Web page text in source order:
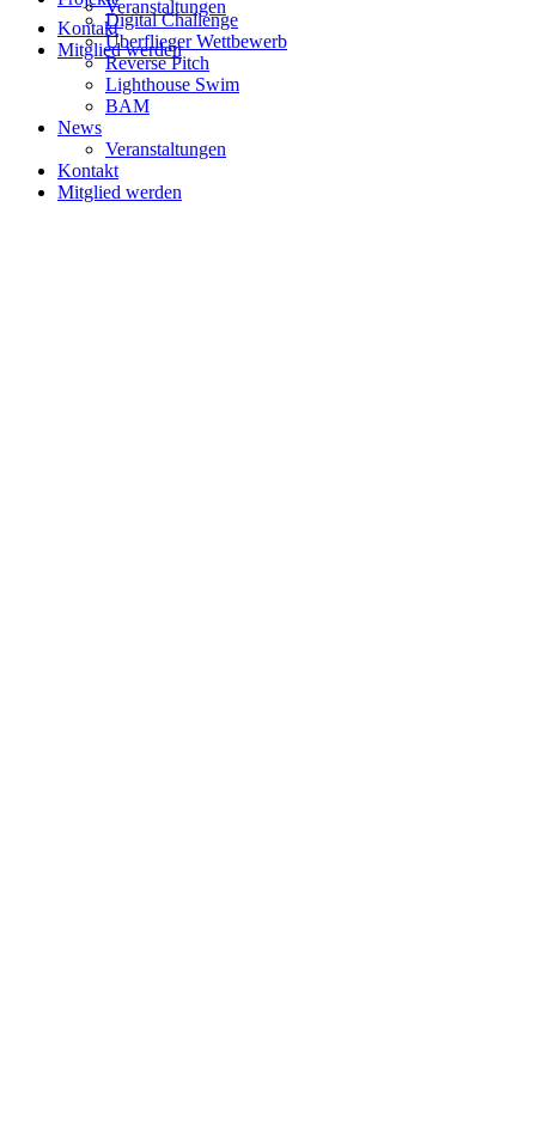
Digital Challenge
Überflieger Wettbewerb
Reverse Pitch
Lighthouse Swim
BAM
News
Veranstaltungen
Kontakt
Mitglied werden
Veranstaltungen
Kontakt
Mitglied werden